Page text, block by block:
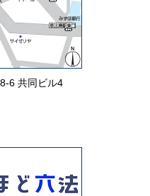
6 共同ビル4